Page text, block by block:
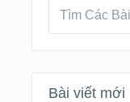
Bài viết mới